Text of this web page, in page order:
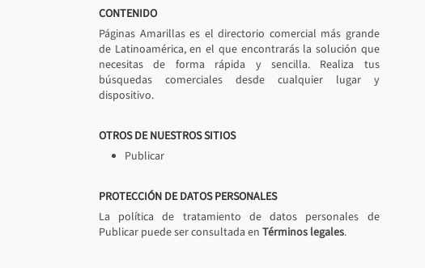
CONTENIDO
Páginas Amarillas es el directorio comercial más grande
de Latinoamérica, en el que encontrarás la solución que
necesitas de forma rápida y sencilla. Realiza tus
búsquedas comerciales desde cualquier lugar y
dispositivo.
OTROS DE NUESTROS SITIOS
Publicar
PROTECCIÓN DE DATOS PERSONALES
La política de tratamiento de datos personales de
Publicar puede ser consultada en Términos legales.